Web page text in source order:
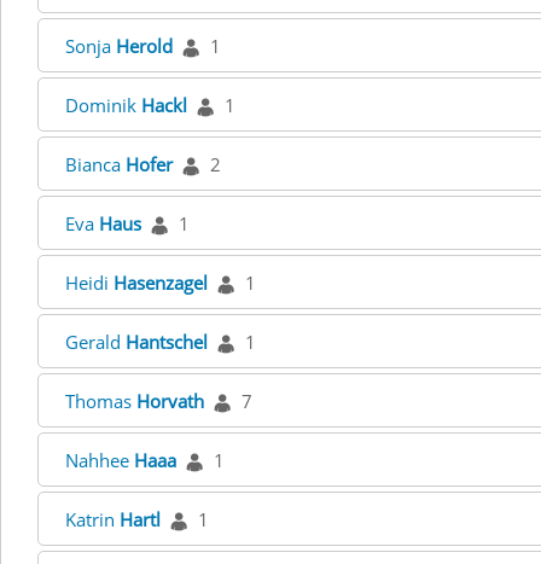
Sonja Herold 1
Dominik Hackl 1
Bianca Hofer 2
Eva Haus 1
Heidi Hasenzagel 1
Gerald Hantschel 1
Thomas Horvath 7
Nahhee Haaa 1
Katrin Hartl 1